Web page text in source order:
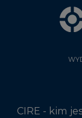
CIRE - kim